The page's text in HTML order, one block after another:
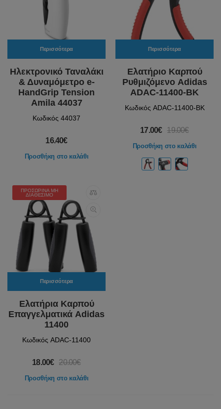
Περισσότερα
Ηλεκτρονικό Ταναλάκι
& Δυναμόμετρο e-
HandGrip Tension
Amila 44037
Κωδικός 44037
16.40€
Προσθήκη στο καλάθι
Περισσότερα
Ελατήριο Καρπού
Ρυθμιζόμενο Adidas
ADAC-11400-BK
Κωδικός ADAC-11400-BK
17.00€ 19.00€
Προσθήκη στο καλάθι
ΠΡΟΣΩΡΙΝΆ ΜΗ
ΔΙΑΘΈΣΙΜΟ
Περισσότερα
Ελατήρια Καρπού
Επαγγελματικά Adidas
11400
Κωδικός ADAC-11400
18.00€ 20.00€
Προσθήκη στο καλάθι